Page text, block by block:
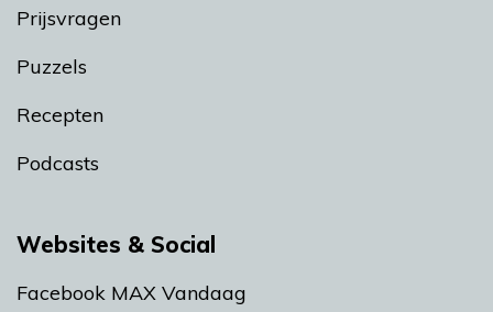
Prijsvragen
Puzzels
Recepten
Podcasts
Websites & Social
Facebook MAX Vandaag